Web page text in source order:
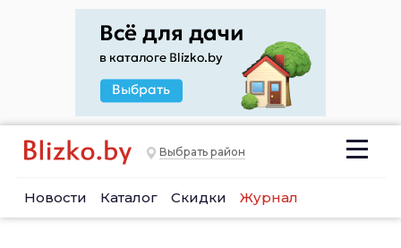
Выбрать район
Новости Каталог Скидки Журнал